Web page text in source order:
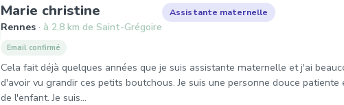
Marie christine , Assistante maternelle à Rennes
Rennes à 2,8 km de Saint-Grégoire
Assistante maternelle
Email confirmé
Cela fait déjà quelques années que je suis assistante maternelle et j'ai
d'avoir vu grandir ces petits boutchous. Je suis une personne douce
de l'enfant. Je suis…